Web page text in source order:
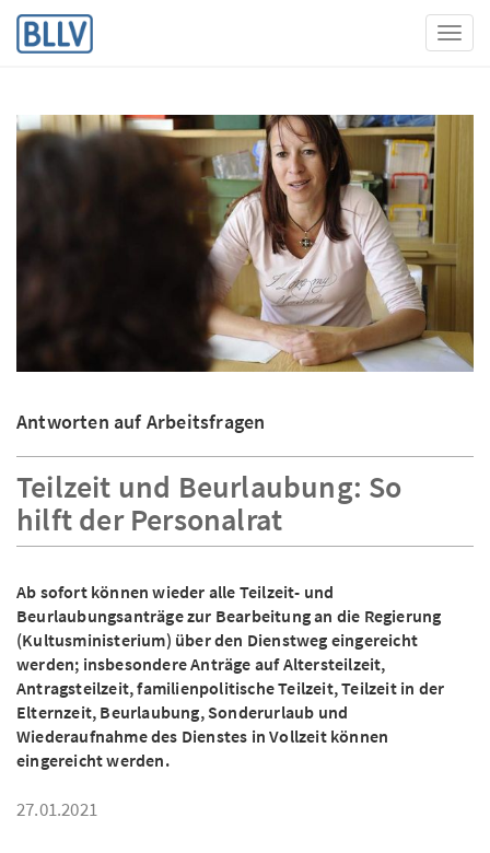
Antworten auf Arbeitsfragen
Teilzeit und Beurlaubung: So
hilft der Personalrat
Ab sofort können wieder alle Teilzeit- und
Beurlaubungsanträge zur Bearbeitung an die Regierung
(Kultusministerium) über den Dienstweg eingereicht
werden; insbesondere Anträge auf Altersteilzeit,
Antragsteilzeit, familienpolitische Teilzeit, Teilzeit in der
Elternzeit, Beurlaubung, Sonderurlaub und
Wiederaufnahme des Dienstes in Vollzeit können
eingereicht werden.
27.01.2021